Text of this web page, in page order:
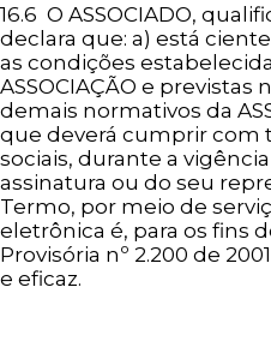
16.6 O ASSOCIADO,
declara que: a) está
as condições
ASSOCIAÇÃO e previstas
demais normativos da
que deverá cumprir com
sociais, durante a
assinatura ou do seu
Termo, por meio de
eletrônica é, para os fins
Provisória nº 2.200 de
e eficaz.